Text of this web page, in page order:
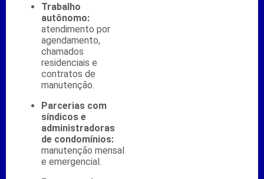
Trabalho
autônomo:
atendimento por
agendamento,
chamados
residenciais e
contratos de
manutenção.
Parcerias com
síndicos e
administradoras
de condomínios:
manutenção mensal
e emergencial.